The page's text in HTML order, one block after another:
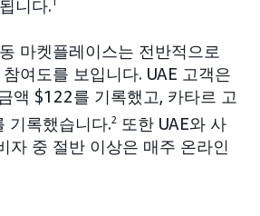
니다.
마켓플레이스는 전반적으로
여도를 보입니다. UAE 고객은
액 $122를 기록했고, 카타르 고
기록했습니다.2
또한 UAE와 사
자 중 절반 이상은 매주 온라인